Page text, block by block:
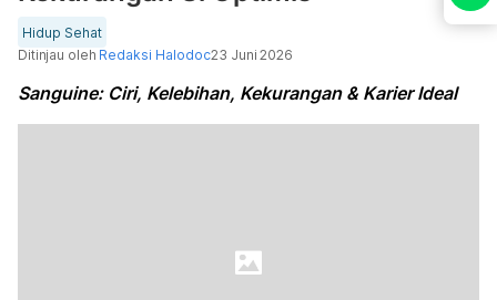
Hidup Sehat
Ditinjau oleh Redaksi Halodoc23 Juni 2026
Sanguine: Ciri, Kelebihan, Kekurangan & Karier Ideal